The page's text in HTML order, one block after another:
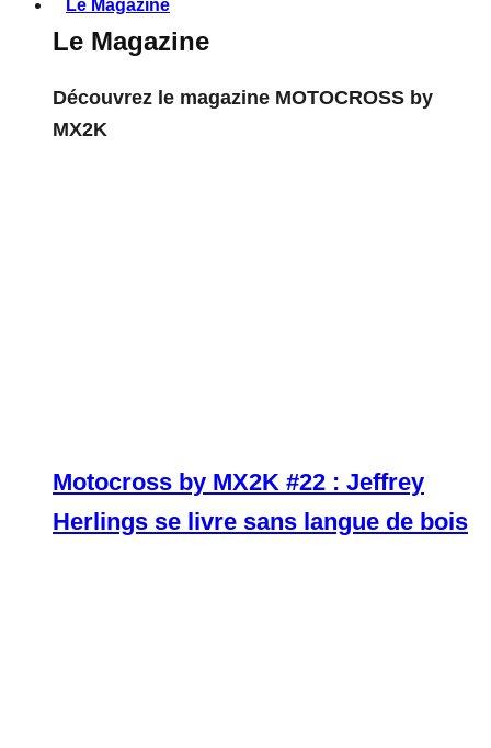
Le Magazine
Le Magazine
Découvrez le magazine MOTOCROSS by
MX2K
Motocross by MX2K #22 : Jeffrey
Herlings se livre sans langue de bois